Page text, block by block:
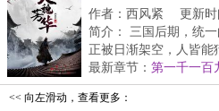
作者：西风紧
更新时
简介： 三国后期，统
正被日渐架空，人皆能
最新章节： 第一千一百
<< 向左滑动，查看更多：